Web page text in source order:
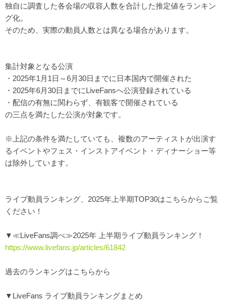
独自に調査した各会場の収容人数を合計した推定値をランキン
グ化。
そのため、実際の動員人数とは異なる場合があります。
集計対象となる公演
・2025年1月1日～6月30日までに日本国内で開催された
・2025年6月30日までにLiveFansへ公演登録されている
・配信の有無に関わらず、有観客で開催されている
の三点を満たした公演が対象です。
※上記の条件を満たしていても、複数のアーティストが出演す
るイベントやフェス・インストアイベント・ディナーショー等
は除外しています。
ライブ動員ランキング、2025年上半期TOP30はこちらからご覧
ください！
▼≪LiveFans調べ≫2025年 上半期ライブ動員ランキング！
https://www.livefans.jp/articles/61842
過去のランキングはこちらから
▼LiveFans ライブ動員ランキングまとめ